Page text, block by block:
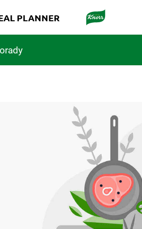
PLANNER